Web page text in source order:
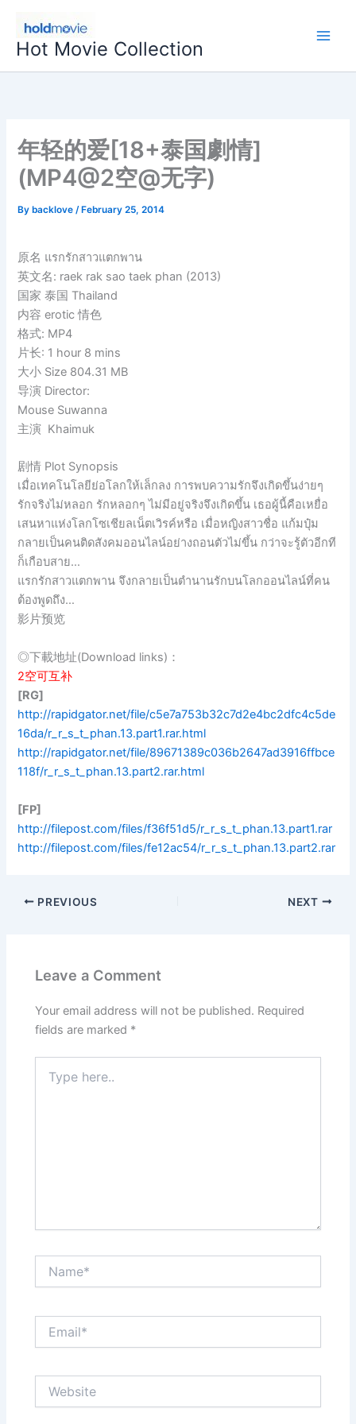
content
Hot Movie Collection
年轻的爱[18+泰国劇情]
(MP4@2空@无字)
By backlove/ February 25, 2014
原名 แรกรักสาวแตกพาน
英文名: raek rak sao taek phan (2013)
国家 泰国 Thailand
内容 erotic 情色
格式: MP4
片长: 1 hour 8 mins
大小 Size 804.31 MB
导演 Director:
Mouse Suwanna
主演 Khaimuk
剧情 Plot Synopsis
เมื่อเทคโนโลยีย่อโลกให้เล็กลง การพบความรักจึงเกิดขึ้นง่ายๆ
รักจริงไม่หลอก รักหลอกๆ ไม่มีอยู่จริงจึงเกิดขึ้น เธอผู้นี้คือเหยื่อ
เสนหาแห่งโลกโซเชียลเน็ตเวิรค์หรือ เมื่อหญิงสาวชื่อ แก้มปุ๋ม
กลายเป็นคนติดสังคมออนไลน์อย่างถอนตัวไม่ขึ้น กว่าจะรู้ตัวอีกที
ก็เกือบสาย…
แรกรักสาวแตกพาน จึงกลายเป็นตำนานรักบนโลกออนไลน์ที่คน
ต้องพูดถึง…
影片预览
◎下載地址(Download links)：
2空可互补
[RG]
http://rapidgator.net/file/c5e7a753b32c7d2e4bc2dfc4c5de
16da/r_r_s_t_phan.13.part1.rar.html
http://rapidgator.net/file/89671389c036b2647ad3916ffbce
118f/r_r_s_t_phan.13.part2.rar.html
[FP]
http://filepost.com/files/f36f51d5/r_r_s_t_phan.13.part1.rar
http://filepost.com/files/fe12ac54/r_r_s_t_phan.13.part2.rar
PREVIOUS NEXT
Leave a Comment
Your email address will not be published. Required
fields are marked *
here..